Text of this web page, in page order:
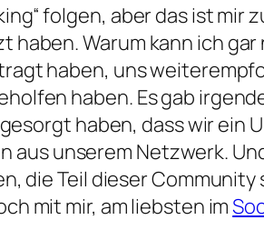
folgen, aber das ist mir
Warum kann ich
haben, uns
haben. Es gab
haben, dass wir ein
unserem Netzwerk.
die Teil dieser
mit mir, am liebsten im